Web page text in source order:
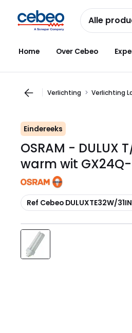
naar
navigatie
naar
inhoud
Alle
Home Over Cebeo
Verlichting Verlichting
Eindereeks
OSRAM - DULUX
warm wit
Kopiëren
Ref Cebeo DULUXTE32W/31IN